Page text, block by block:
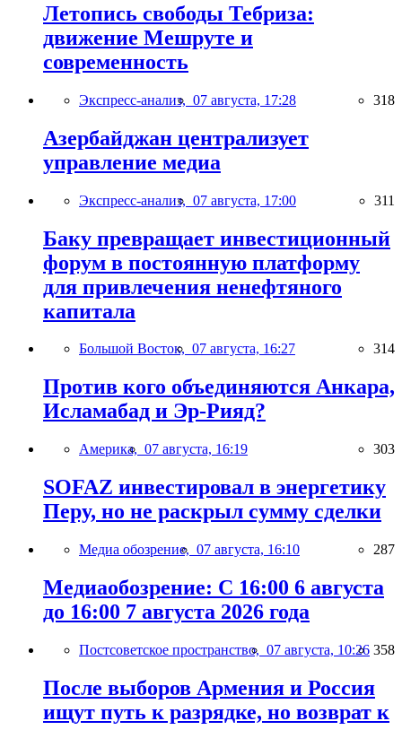
Летопись свободы Тебриза:
движение Мешруте и
современность
Экспресс-анализ, 07 августа, 17:28 318
Азербайджан централизует
управление медиа
Экспресс-анализ, 07 августа, 17:00 311
Баку превращает инвестиционный
форум в постоянную платформу
для привлечения ненефтяного
капитала
Большой Восток, 07 августа, 16:27 314
Против кого объединяются Анкара,
Исламабад и Эр-Рияд?
Америка, 07 августа, 16:19 303
SOFAZ инвестировал в энергетику
Перу, но не раскрыл сумму сделки
Медиа обозрение, 07 августа, 16:10 287
Медиаобозрение: С 16:00 6 августа
до 16:00 7 августа 2026 года
Постсоветское пространство, 07 августа, 10:26 358
После выборов Армения и Россия
ищут путь к разрядке, но возврат к